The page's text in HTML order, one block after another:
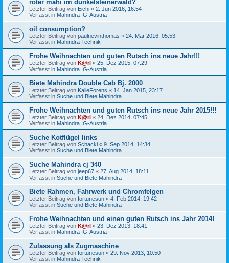
roter mahi im dunkelsteinerwald?
Letzter Beitrag von Eichi « 2. Jun 2016, 16:54
Verfasst in Mahindra IG-Austria
oil consumption?
Letzter Beitrag von paulnevinthomas « 24. Mär 2016, 05:53
Verfasst in Mahindra Technik
Frohe Weihnachten und guten Rutsch ins neue Jahr!!!
Letzter Beitrag von K@rl « 25. Dez 2015, 07:29
Verfasst in Mahindra IG-Austria
Biete Mahindra Double Cab Bj. 2000
Letzter Beitrag von KalleForens « 14. Jan 2015, 23:17
Verfasst in Suche und Biete Mahindra
Frohe Weihnachten und guten Rutsch ins neue Jahr 2015!!!
Letzter Beitrag von K@rl « 24. Dez 2014, 07:45
Verfasst in Mahindra IG-Austria
Suche Kotflügel links
Letzter Beitrag von Schacki « 9. Sep 2014, 14:34
Verfasst in Suche und Biete Mahindra
Suche Mahindra cj 340
Letzter Beitrag von jeep67 « 27. Aug 2014, 18:11
Verfasst in Suche und Biete Mahindra
Biete Rahmen, Fahrwerk und Chromfelgen
Letzter Beitrag von fortunesun « 4. Feb 2014, 19:42
Verfasst in Suche und Biete Mahindra
Frohe Weihnachten und einen guten Rutsch ins Jahr 2014!
Letzter Beitrag von K@rl « 23. Dez 2013, 18:41
Verfasst in Mahindra IG-Austria
Zulassung als Zugmaschine
Letzter Beitrag von fortunesun « 29. Nov 2013, 10:50
Verfasst in Mahindra Technik